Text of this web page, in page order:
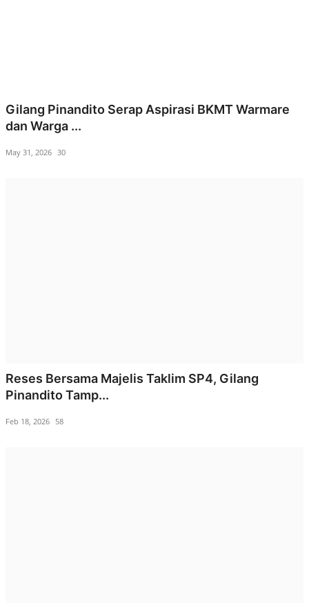
Gilang Pinandito Serap Aspirasi BKMT Warmare
dan Warga ...
May 31, 2026 30
Reses Bersama Majelis Taklim SP4, Gilang
Pinandito Tamp...
Feb 18, 2026 58